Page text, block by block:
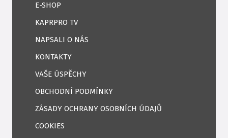
E-SHOP
KAPRPRO TV
NAPSALI O NÁS
KONTAKTY
VAŠE ÚSPĚCHY
OBCHODNÍ PODMÍNKY
ZÁSADY OCHRANY OSOBNÍCH ÚDAJŮ
COOKIES